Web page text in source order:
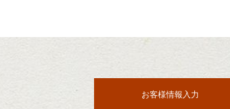
お客様情報入力